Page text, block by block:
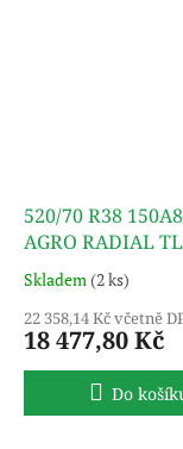
520/70 R38
AGRO RADIAL
Skladem(2 ks)
22 358,14 Kč včetně
18 477,80 Kč
Do